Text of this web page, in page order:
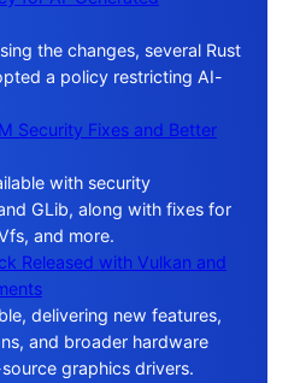
the changes, several Rust
a policy restricting AI-
Security Fixes and Better
with security
GLib, along with fixes for
and more.
Released with Vulkan and
delivering new features,
and broader hardware
graphics drivers.